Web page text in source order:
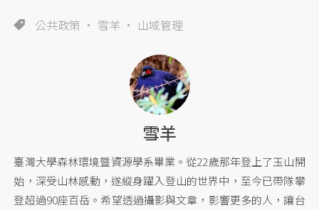
公共政策 雪羊 山域管理
雪羊
臺灣大學森林環境暨資源學系畢業。從22歲那年登上了玉山開
始，深受山林感動，遂縱身躍入登山的世界中，至今已帶隊攀
登超過90座百岳。希望透過攝影與文章，影響更多的人，讓台